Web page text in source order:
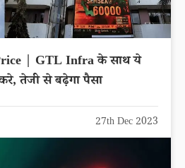
| GTL Infra के साथ ये
तेजी से बढ़ेगा पैसा
27th Dec 2023